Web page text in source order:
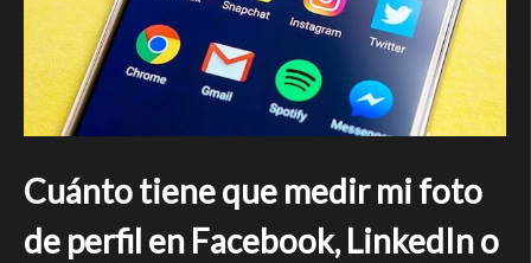
Cuánto tiene que medir mi foto
de perfil en Facebook, LinkedIn o